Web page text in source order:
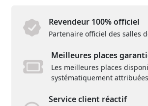
Revendeur 100% officiel
Partenaire officiel des salles
Meilleures places
Les meilleures places
systématiquement
Service client réactif